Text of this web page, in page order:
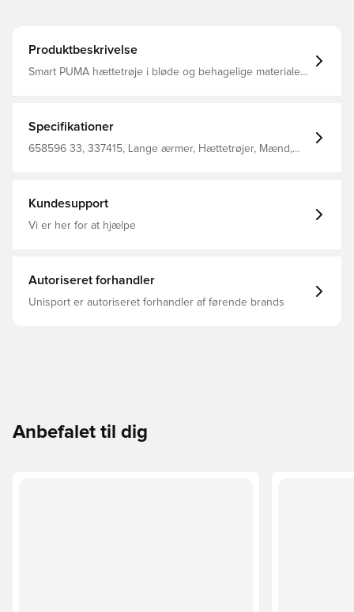
Produktbeskrivelse
Smart PUMA hættetrøje i bløde og behagelige materialer,
68% bomuld og 32% polyester.
Specifikationer
658596 33, 337415, Lange ærmer, Hættetrøjer, Mænd,
Kundesupport
Vi er her for at hjælpe
Autoriseret forhandler
Unisport er autoriseret forhandler af førende brands
Anbefalet til dig